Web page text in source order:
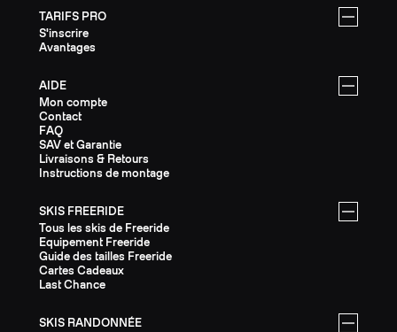
TARIFS PRO
S'inscrire
Avantages
AIDE
Mon compte
Contact
FAQ
SAV et Garantie
Livraisons & Retours
Instructions de montage
SKIS FREERIDE
Tous les skis de Freeride
Equipement Freeride
Guide des tailles Freeride
Cartes Cadeaux
Last Chance
SKIS RANDONNÉE